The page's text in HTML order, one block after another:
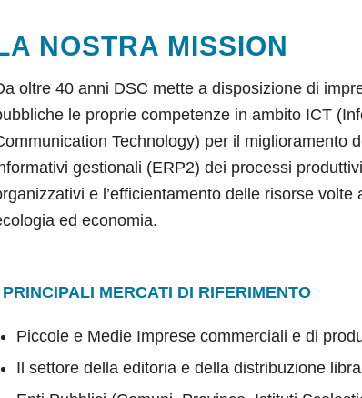
NOSTRA MISSION
oltre 40 anni DSC mette a disposizione di
le proprie competenze in ambito ICT
Technology) per il miglioramento
gestionali (ERP2) dei processi
e l’efficientamento delle risorse volte
ed economia.
PRINCIPALI MERCATI DI RIFERIMENTO
Piccole e Medie Imprese commerciali e di
Il settore della editoria e della distribuzione